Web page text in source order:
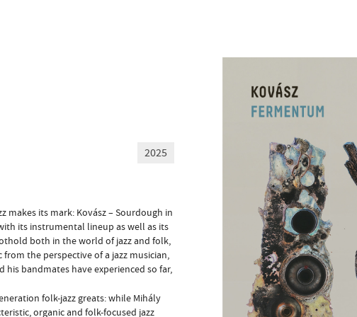
2025
makes its mark: Kovász – Sourdough in
its instrumental lineup as well as its
both in the world of jazz and folk,
the perspective of a jazz musician,
bandmates have experienced so far,
folk-jazz greats: while Mihály
organic and folk-focused jazz